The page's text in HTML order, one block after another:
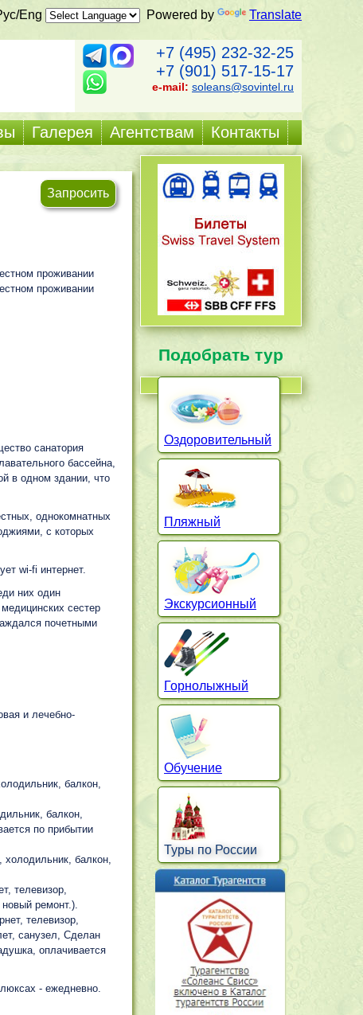
Eng Powered by Translate
+7 (495) 232-32-25
+7 (901) 517-15-17
e-mail: soleans@sovintel.ru
Галерея Агентствам Контакты
Запросить
проживании
проживании
санатория
бассейна,
в одном здании, что
однокомнатных
с которых
wi-fi интернет.
них один
сестер
почетными
и лечебно-
балкон,
балкон,
по прибытии
балкон,
телевизор,
ремонт.).
телевизор,
санузел, Сделан
оплачивается
- ежедневно.
Подобрать тур
Оздоровительный
Пляжный
Экскурсионный
Горнолыжный
Обучение
Туры по России